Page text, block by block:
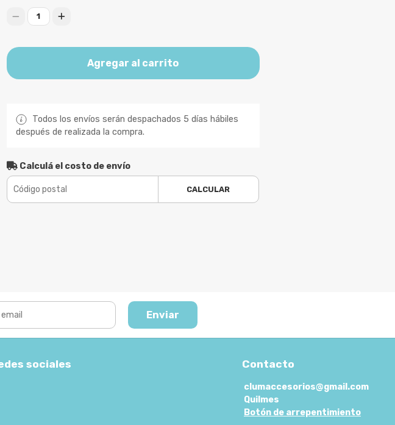
1
Agregar al carrito
Todos los envíos serán despachados 5 días hábiles
después de realizada la compra.
Calculá el costo de envío
CALCULAR
Enviar
sociales Contacto
clumaccesorios@gmail.com
Quilmes
Botón de arrepentimiento